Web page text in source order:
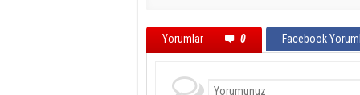
Yorumlar 0 Facebook